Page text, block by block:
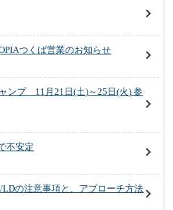
つくば営業のお知らせ
ンプ 11月21日(土)～25日(火) 参
不安定
LDの注意事項と、アプローチ方法